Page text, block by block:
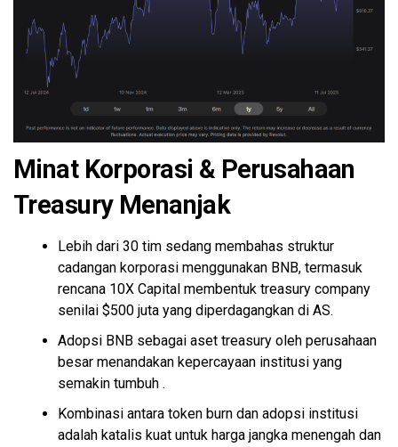
Minat Korporasi & Perusahaan
Treasury Menanjak
Lebih dari 30 tim sedang membahas struktur
cadangan korporasi menggunakan BNB, termasuk
rencana 10X Capital membentuk treasury company
senilai $500 juta yang diperdagangkan di AS.
Adopsi BNB sebagai aset treasury oleh perusahaan
besar menandakan kepercayaan institusi yang
semakin tumbuh .
Kombinasi antara token burn dan adopsi institusi
adalah katalis kuat untuk harga jangka menengah dan